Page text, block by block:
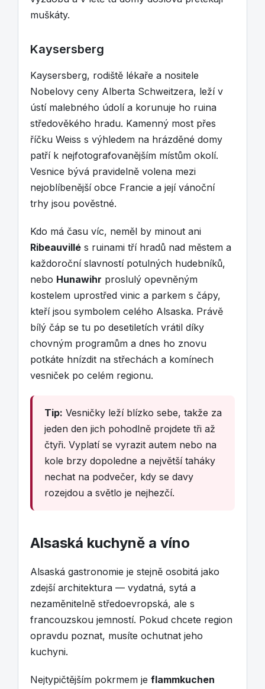
muškáty.
Kaysersberg
Kaysersberg, rodiště lékaře a nositele
Nobelovy ceny Alberta Schweitzera, leží v
ústí malebného údolí a korunuje ho ruina
středověkého hradu. Kamenný most přes
říčku Weiss s výhledem na hrázděné domy
patří k nejfotografovanějším místům okolí.
Vesnice bývá pravidelně volena mezi
nejoblíbenější obce Francie a její vánoční
trhy jsou pověstné.
Kdo má času víc, neměl by minout ani
Ribeauvillé s ruinami tří hradů nad městem a
každoroční slavností potulných hudebníků,
nebo Hunawihr proslulý opevněným
kostelem uprostřed vinic a parkem s čápy,
kteří jsou symbolem celého Alsaska. Právě
bílý čáp se tu po desetiletích vrátil díky
chovným programům a dnes ho znovu
potkáte hnízdit na střechách a komínech
vesniček po celém regionu.
Tip: Vesničky leží blízko sebe, takže za
jeden den jich pohodlně projdete tři až
čtyři. Vyplatí se vyrazit autem nebo na
kole brzy dopoledne a největší taháky
nechat na podvečer, kdy se davy
rozejdou a světlo je nejhezčí.
Alsaská kuchyně a víno
Alsaská gastronomie je stejně osobitá jako
zdejší architektura — vydatná, sytá a
nezaměnitelně středoevropská, ale s
francouzskou jemností. Pokud chcete region
opravdu poznat, musíte ochutnat jeho
kuchyni.
Nejtypičtějším pokrmem je flammkuchen